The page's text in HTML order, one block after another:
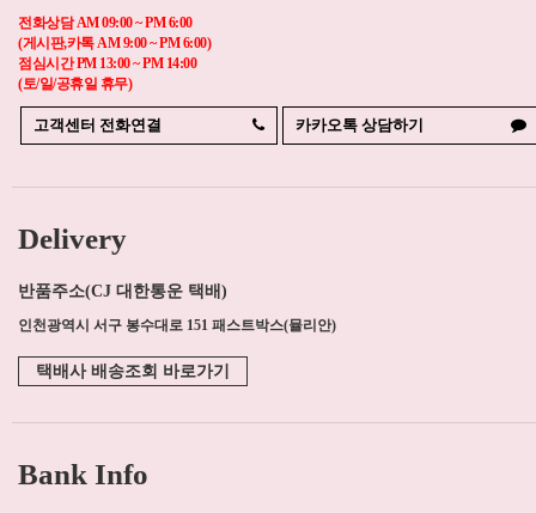
전화상담 AM 09:00 ~ PM 6:00
(게시판,카톡 AM 9:00 ~ PM 6:00)
점심시간 PM 13:00 ~ PM 14:00
(토/일/공휴일 휴무)
고객센터 전화연결 카카오톡 상담하기
Delivery
반품주소(CJ 대한통운 택배)
인천광역시 서구 봉수대로 151 패스트박스(뮬리안)
택배사 배송조회 바로가기
Bank Info